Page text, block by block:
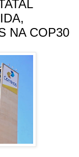
NA COP30